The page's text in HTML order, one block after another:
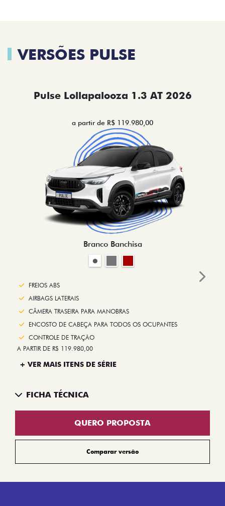
VERSÕES PULSE
Pulse Lollapalooza 1.3 AT 2026
a partir de R$ 119.980,00
Branco Banchisa
FREIOS ABS
AIRBAGS LATERAIS
CÂMERA TRASEIRA PARA MANOBRAS
ENCOSTO DE CABEÇA PARA TODOS OS OCUPANTES
CONTROLE DE TRAÇÃO
A PARTIR DE R$ 119.980,00
+ VER MAIS ITENS DE SÉRIE
FICHA TÉCNICA
QUERO PROPOSTA
Comparar versão
Next